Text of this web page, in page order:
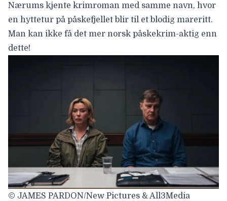
Nærums kjente krimroman med samme navn, hvor
en hyttetur på påskefjellet blir til et blodig mareritt.
Man kan ikke få det mer norsk påskekrim-aktig enn
dette!
© JAMES PARDON/New Pictures & All3Media